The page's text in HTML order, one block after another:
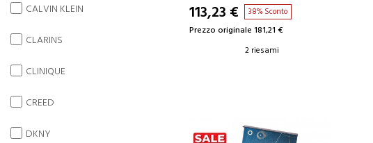
113,23 € 38% Sconto
Prezzo originale 181,21 €
2 riesami
CALVIN KLEIN
CLARINS
CLINIQUE
CREED
DKNY